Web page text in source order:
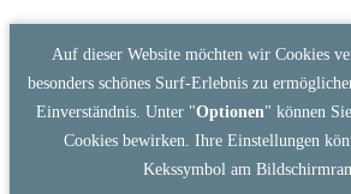
Auf dieser Website möchten wir Cookies
besonders schönes Surf-Erlebnis zu
Einverständnis. Unter "Optionen" können
Cookies bewirken. Ihre Einstellungen
Kekssymbol am